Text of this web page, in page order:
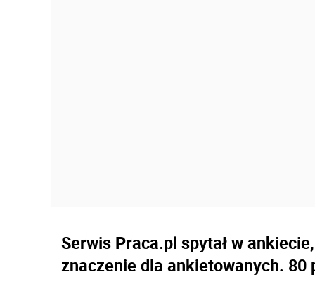
Serwis Praca.pl spytał w
znaczenie dla ankietowanych.